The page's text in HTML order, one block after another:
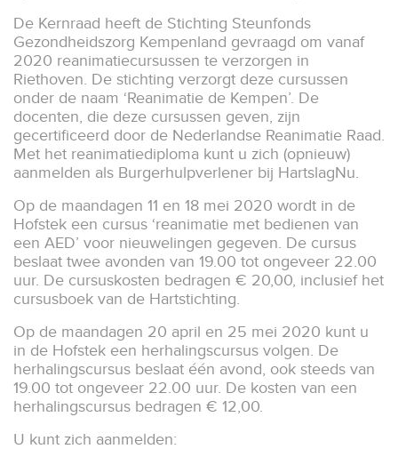
De Kernraad heeft de Stichting Steunfonds
Gezondheidszorg Kempenland gevraagd om vanaf
2020 reanimatiecursussen te verzorgen in
Riethoven. De stichting verzorgt deze cursussen
onder de naam ‘Reanimatie de Kempen’. De
docenten, die deze cursussen geven, zijn
gecertificeerd door de Nederlandse Reanimatie Raad.
Met het reanimatiediploma kunt u zich (opnieuw)
aanmelden als Burgerhulpverlener bij HartslagNu.
Op de maandagen 11 en 18 mei 2020 wordt in de
Hofstek een cursus ‘reanimatie met bedienen van
een AED’ voor nieuwelingen gegeven. De cursus
beslaat twee avonden van 19.00 tot ongeveer 22.00
uur. De cursuskosten bedragen € 20,00, inclusief het
cursusboek van de Hartstichting.
Op de maandagen 20 april en 25 mei 2020 kunt u
in de Hofstek een herhalingscursus volgen. De
herhalingscursus beslaat één avond, ook steeds van
19.00 tot ongeveer 22.00 uur. De kosten van een
herhalingscursus bedragen € 12,00.
U kunt zich aanmelden: